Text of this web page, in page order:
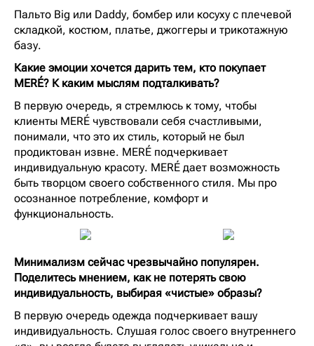
Пальто Big или Daddy, бомбер или косуху с плечевой
складкой, костюм, платье, джоггеры и трикотажную
базу.
⁠Какие эмоции хочется дарить тем, кто покупает
MERÉ? К каким мыслям подталкивать?
В первую очередь, я стремлюсь к тому, чтобы
клиенты MERÉ чувствовали себя счастливыми,
понимали, что это их стиль, который не был
продиктован извне. MERÉ подчеркивает
индивидуальную красоту. MERÉ дает возможность
быть творцом своего собственного стиля. Мы про
осознанное потребление, комфорт и
функциональность.
⁠Минимализм сейчас чрезвычайно популярен.
Поделитесь мнением, как не потерять свою
индивидуальность, выбирая «чистые» образы?
В первую очередь одежда подчеркивает вашу
индивидуальность. Слушая голос своего внутреннего